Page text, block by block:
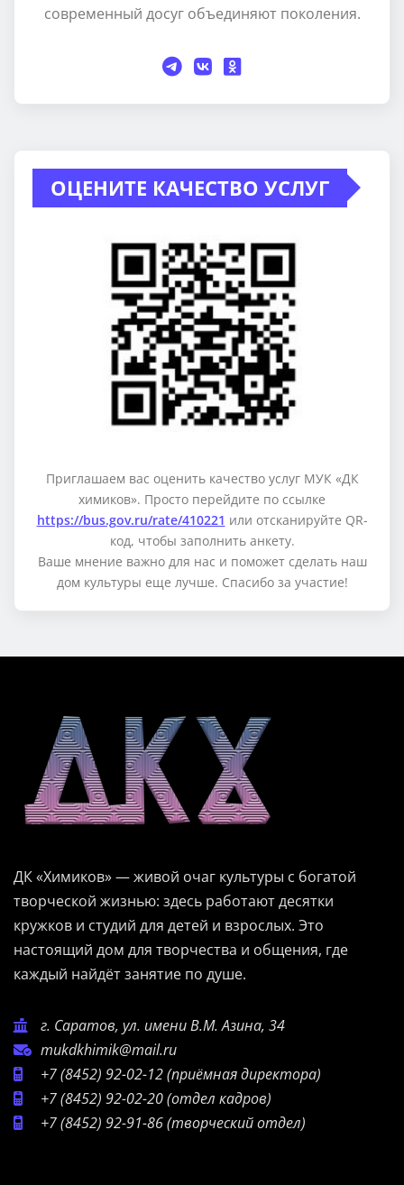
современный досуг объединяют поколения.
ОЦЕНИТЕ КАЧЕСТВО УСЛУГ
Приглашаем вас оценить качество услуг МУК «ДК
химиков». Просто перейдите по ссылке
https://bus.gov.ru/rate/410221 или отсканируйте QR-
код, чтобы заполнить анкету.
Ваше мнение важно для нас и поможет сделать наш
дом культуры еще лучше. Спасибо за участие!
ДК «Химиков» — живой очаг культуры с богатой
творческой жизнью: здесь работают десятки
кружков и студий для детей и взрослых. Это
настоящий дом для творчества и общения, где
каждый найдёт занятие по душе.
г. Саратов, ул. имени В.М. Азина, 34
mukdkhimik@mail.ru
+7 (8452) 92-02-12(приёмная директора)
+7 (8452) 92-02-20(отдел кадров)
+7 (8452) 92-91-86(творческий отдел)